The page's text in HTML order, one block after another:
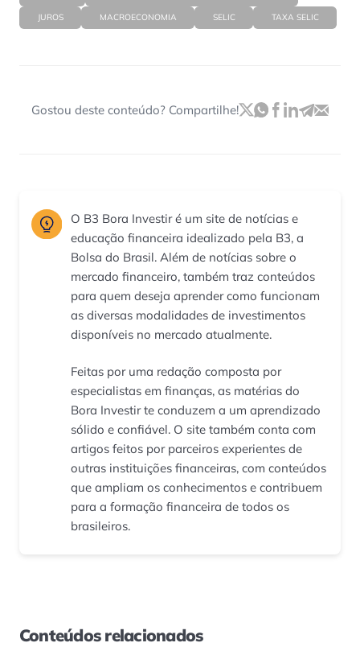
JUROS MACROECONOMIA SELIC TAXA SELIC
Gostou deste conteúdo? Compartilhe!
O B3 Bora Investir é um site de notícias e
educação financeira idealizado pela B3, a
Bolsa do Brasil. Além de notícias sobre o
mercado financeiro, também traz conteúdos
para quem deseja aprender como funcionam
as diversas modalidades de investimentos
disponíveis no mercado atualmente.
Feitas por uma redação composta por
especialistas em finanças, as matérias do
Bora Investir te conduzem a um aprendizado
sólido e confiável. O site também conta com
artigos feitos por parceiros experientes de
outras instituições financeiras, com conteúdos
que ampliam os conhecimentos e contribuem
para a formação financeira de todos os
brasileiros.
Conteúdos relacionados